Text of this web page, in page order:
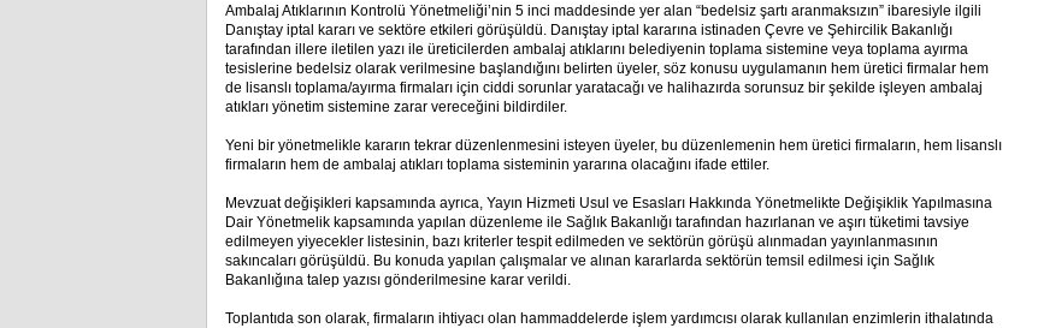
Ambalaj Atıklarının Kontrolü Yönetmeliği’nin 5 inci maddesinde yer alan “bedelsiz şartı aranmaksızın” ibaresiyle ilgili
Danıştay iptal kararı ve sektöre etkileri görüşüldü. Danıştay iptal kararına istinaden Çevre ve Şehircilik Bakanlığı
tarafından illere iletilen yazı ile üreticilerden ambalaj atıklarını belediyenin toplama sistemine veya toplama ayırma
tesislerine bedelsiz olarak verilmesine başlandığını belirten üyeler, söz konusu uygulamanın hem üretici firmalar hem
de lisanslı toplama/ayırma firmaları için ciddi sorunlar yaratacağı ve halihazırda sorunsuz bir şekilde işleyen ambalaj
atıkları yönetim sistemine zarar vereceğini bildirdiler.
Yeni bir yönetmelikle kararın tekrar düzenlenmesini isteyen üyeler, bu düzenlemenin hem üretici firmaların, hem lisanslı
firmaların hem de ambalaj atıkları toplama sisteminin yararına olacağını ifade ettiler.
Mevzuat değişikleri kapsamında ayrıca, Yayın Hizmeti Usul ve Esasları Hakkında Yönetmelikte Değişiklik Yapılmasına
Dair Yönetmelik kapsamında yapılan düzenleme ile Sağlık Bakanlığı tarafından hazırlanan ve aşırı tüketimi tavsiye
edilmeyen yiyecekler listesinin, bazı kriterler tespit edilmeden ve sektörün görüşü alınmadan yayınlanmasının
sakıncaları görüşüldü. Bu konuda yapılan çalışmalar ve alınan kararlarda sektörün temsil edilmesi için Sağlık
Bakanlığına talep yazısı gönderilmesine karar verildi.
Toplantıda son olarak, firmaların ihtiyacı olan hammaddelerde işlem yardımcısı olarak kullanılan enzimlerin ithalatında